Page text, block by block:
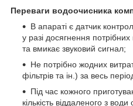
Переваги водоочисника
В апараті є датчик
у разі досягнення
та вмикає звуковий сигнал;
Не потрібно жодних
фільтрів та ін.) за весь
Під час кожного
кількість віддаленого з